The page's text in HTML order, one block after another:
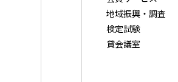
地域振興・調査
検定試験
貸会議室